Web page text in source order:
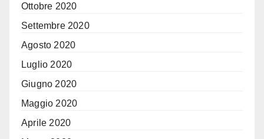
Ottobre 2020
Settembre 2020
Agosto 2020
Luglio 2020
Giugno 2020
Maggio 2020
Aprile 2020